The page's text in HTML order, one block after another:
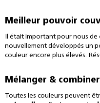
Meilleur pouvoir
Il était important pour nous de
nouvellement développés un
couleur encore plus élevés.
Mélanger & combiner
Toutes les couleurs peuvent